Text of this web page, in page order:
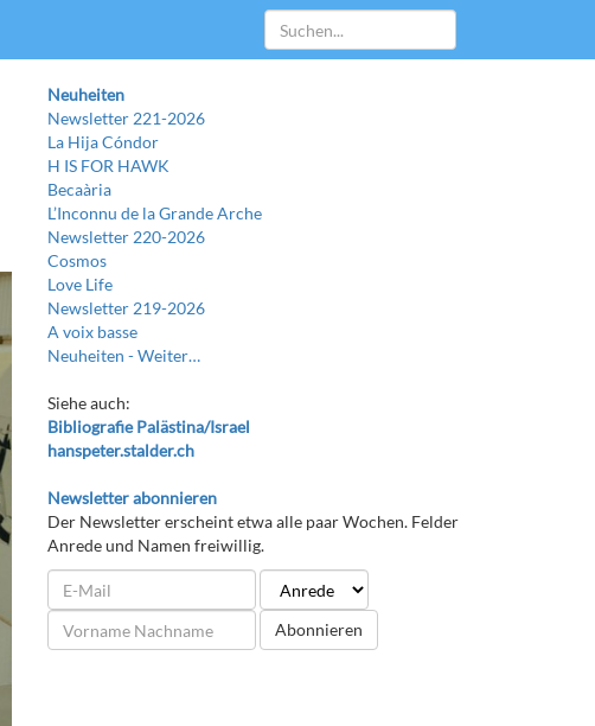
Neuheiten
Newsletter 221-2026
La Hija Cóndor
H IS FOR HAWK
Becaària
L’Inconnu de la Grande Arche
Newsletter 220-2026
Cosmos
Love Life
Newsletter 219-2026
A voix basse
Neuheiten -Weiter…
Siehe auch:
Bibliografie Palästina/Israel
hanspeter.stalder.ch
Newsletter abonnieren
Der Newsletter erscheint etwa alle paar Wochen. Felder
Anrede und Namen freiwillig.
Abonnieren